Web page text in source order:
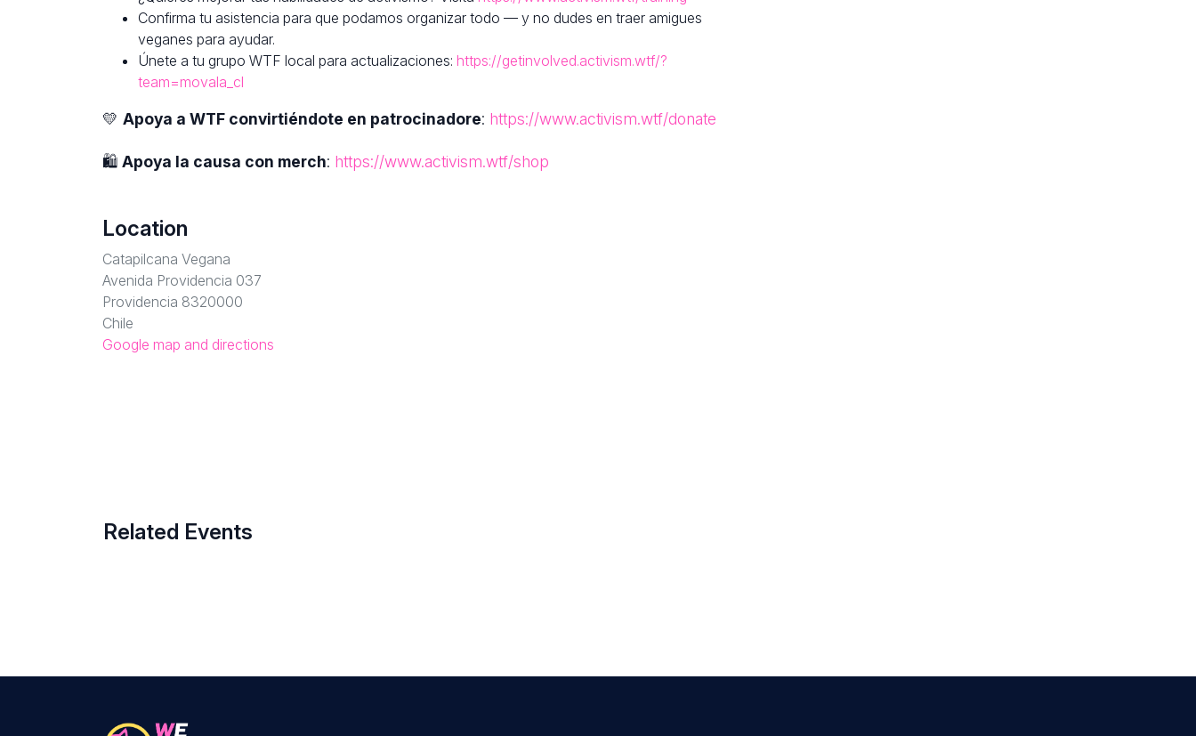
Confirma tu asistencia para que podamos organizar todo — y no dudes en traer amigues
veganes para ayudar.
Únete a tu grupo WTF local para actualizaciones: https://getinvolved.activism.wtf/?
team=movala_cl
💛 Apoya a WTF convirtiéndote en patrocinadore: https://www.activism.wtf/donate
🛍 Apoya la causa con merch: https://www.activism.wtf/shop
Location
Catapilcana Vegana
Avenida Providencia 037
Providencia 8320000
Chile
Google map and directions
Related Events